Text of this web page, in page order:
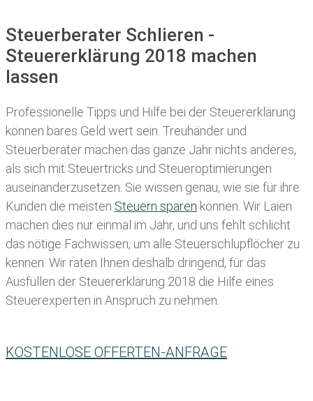
Steuerberater Schlieren -
Steuererklärung 2018 machen
lassen
Professionelle Tipps und Hilfe bei der Steuererklärung
können bares Geld wert sein. Treuhänder und
Steuerberater machen das ganze Jahr nichts anderes,
als sich mit Steuertricks und Steueroptimierungen
auseinanderzusetzen. Sie wissen genau, wie sie für ihre
Kunden die meisten Steuern sparen können. Wir Laien
machen dies nur einmal im Jahr, und uns fehlt schlicht
das nötige Fachwissen, um alle Steuerschlupflöcher zu
kennen. Wir raten Ihnen deshalb dringend, für das
Ausfüllen der Steuererklärung 2018 die Hilfe eines
Steuerexperten in Anspruch zu nehmen.
KOSTENLOSE OFFERTEN-ANFRAGE